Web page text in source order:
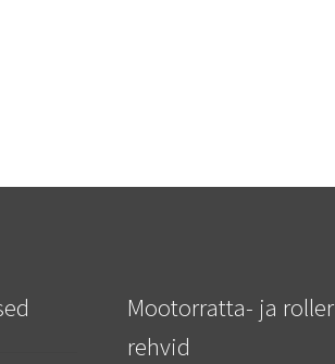
Mootorratta- ja roller
rehvid